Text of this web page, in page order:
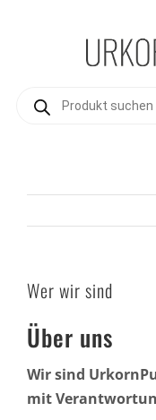
search
Online-Shop
Warum Urkorn?
Urkorn-Verarbeitung
Rezepte
Videos
Wer wir sind
Über uns
Wir sind
mit